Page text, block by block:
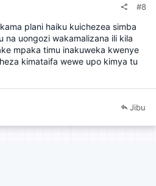
#8
plani haiku kuichezea simba
na uongozi wakamalizana ili kila
mpaka timu inakuweka kwenye
kimataifa wewe upo kimya tu
Jibu